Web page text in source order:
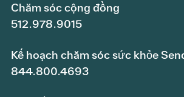
Chăm sóc cộng đồng
512.978.9015
Kế hoạch chăm sóc sức khỏe
844.800.4693